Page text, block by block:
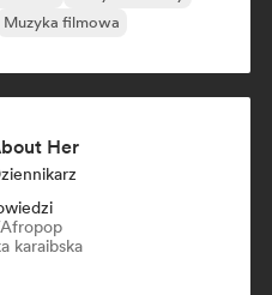
Muzyka filmowa
Her
karaibska